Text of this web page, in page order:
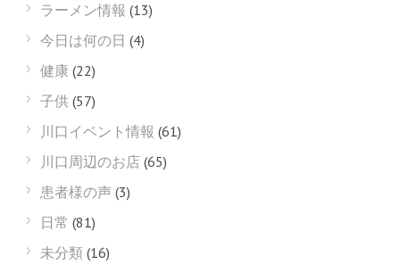
ラーメン情報 (13)
今日は何の日 (4)
健康 (22)
子供 (57)
川口イベント情報 (61)
川口周辺のお店 (65)
患者様の声 (3)
日常 (81)
未分類 (16)